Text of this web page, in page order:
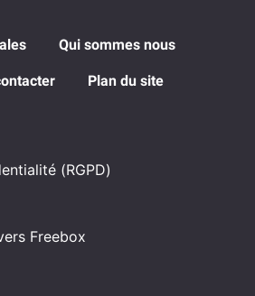
Qui sommes nous
Plan du site
(RGPD)
Freebox